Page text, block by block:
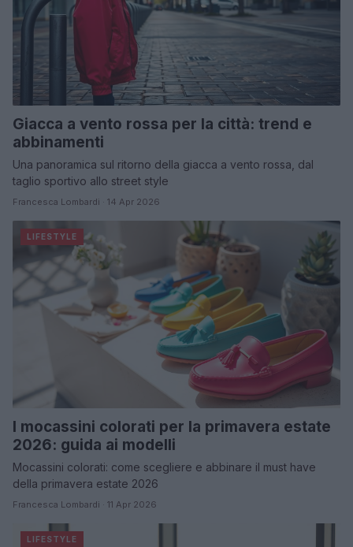
Giacca a vento rossa per la città: trend e
abbinamenti
Una panoramica sul ritorno della giacca a vento rossa, dal
taglio sportivo allo street style
Francesca Lombardi · 14 Apr 2026
LIFESTYLE
I mocassini colorati per la primavera estate
2026: guida ai modelli
Mocassini colorati: come scegliere e abbinare il must have
della primavera estate 2026
Francesca Lombardi · 11 Apr 2026
LIFESTYLE